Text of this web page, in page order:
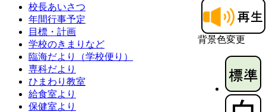
背景色変更
校長あいさつ
年間行事予定
目標・計画
学校のきまりなど
臨海だより（学校便り）
専科だより
ひまわり教室
給食室より
保健室より